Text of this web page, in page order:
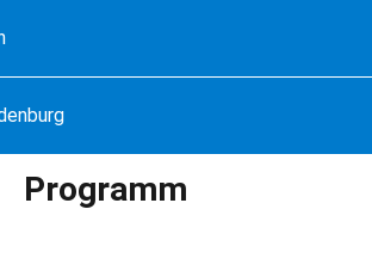
Berlin Brandenburg
Programm